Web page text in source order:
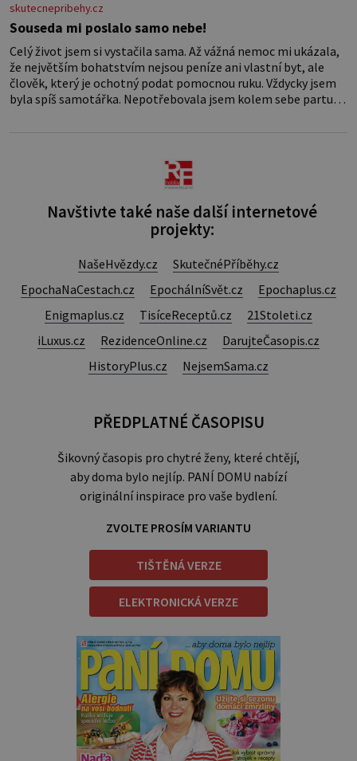
skutecnepribehy.cz
Souseda mi poslalo samo nebe!
Celý život jsem si vystačila sama. Až vážná nemoc mi ukázala,
že největším bohatstvím nejsou peníze ani vlastní byt, ale
člověk, který je ochotný podat pomocnou ruku. Vždycky jsem
byla spíš samotářka. Nepotřebovala jsem kolem sebe partu
Navštivte také naše další internetové
projekty:
NašeHvězdy.cz
SkutečnéPříběhy.cz
EpochaNaCestach.cz
EpochálníSvět.cz
Epochaplus.cz
Enigmaplus.cz
TisíceReceptů.cz
21Stoleti.cz
iLuxus.cz
RezidenceOnline.cz
DarujteČasopis.cz
HistoryPlus.cz
NejsemSama.cz
PŘEDPLATNÉ ČASOPISU
Šikovný časopis pro chytré ženy, které chtějí,
aby doma bylo nejlíp. PANÍ DOMU nabízí
originální inspirace pro vaše bydlení.
ZVOLTE PROSÍM VARIANTU
TIŠTĚNÁ VERZE
ELEKTRONICKÁ VERZE